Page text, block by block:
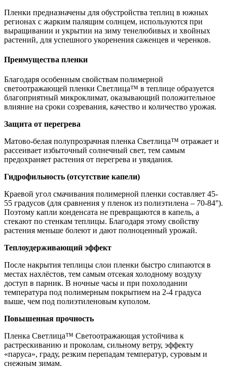
Пленки предназначены для обустройства теплиц в южных
регионах с жарким палящим солнцем, используются при
выращивании и укрытии на зиму тенелюбивых и хвойных
растений, для успешного укоренения саженцев и черенков.
Преимущества пленки
Благодаря особенным свойствам полимерной
светоотражающей пленки Светлица™ в теплице образуется
благоприятный микроклимат, оказывающий положительное
влияние на сроки созревания, качество и количество урожая.
Защита от перегрева
Матово-белая полупрозрачная пленка Светлица™ отражает и
рассеивает избыточный солнечный свет, тем самым
предохраняет растения от перегрева и увядания.
Гидрофильность (отсутствие капели)
Краевой угол смачивания полимерной пленки составляет 45-
55 градусов (для сравнения у пленок из полиэтилена – 70-84°).
Поэтому капли конденсата не превращаются в капель, а
стекают по стенкам теплицы. Благодаря этому свойству
растения меньше болеют и дают полноценный урожай.
Теплоудерживающий эффект
После накрытия теплицы слои пленки быстро слипаются в
местах нахлёстов, тем самым отсекая холодному воздуху
доступ в парник. В ночные часы и при похолодании
температура под полимерным покрытием на 2-4 градуса
выше, чем под полиэтиленовым куполом.
Повышенная прочность
Пленка Светлица™ Светоотражающая устойчива к
растрескиванию и проколам, сильному ветру, эффекту
«паруса», граду, резким перепадам температур, суровым и
снежным зимам.